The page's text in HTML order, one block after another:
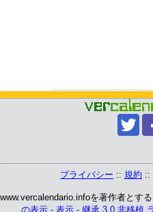
プライバシー :: 規約 ::
www.vercalendario.infoを著作者とす
の表示 - 表示 - 継承 3.0 非移植